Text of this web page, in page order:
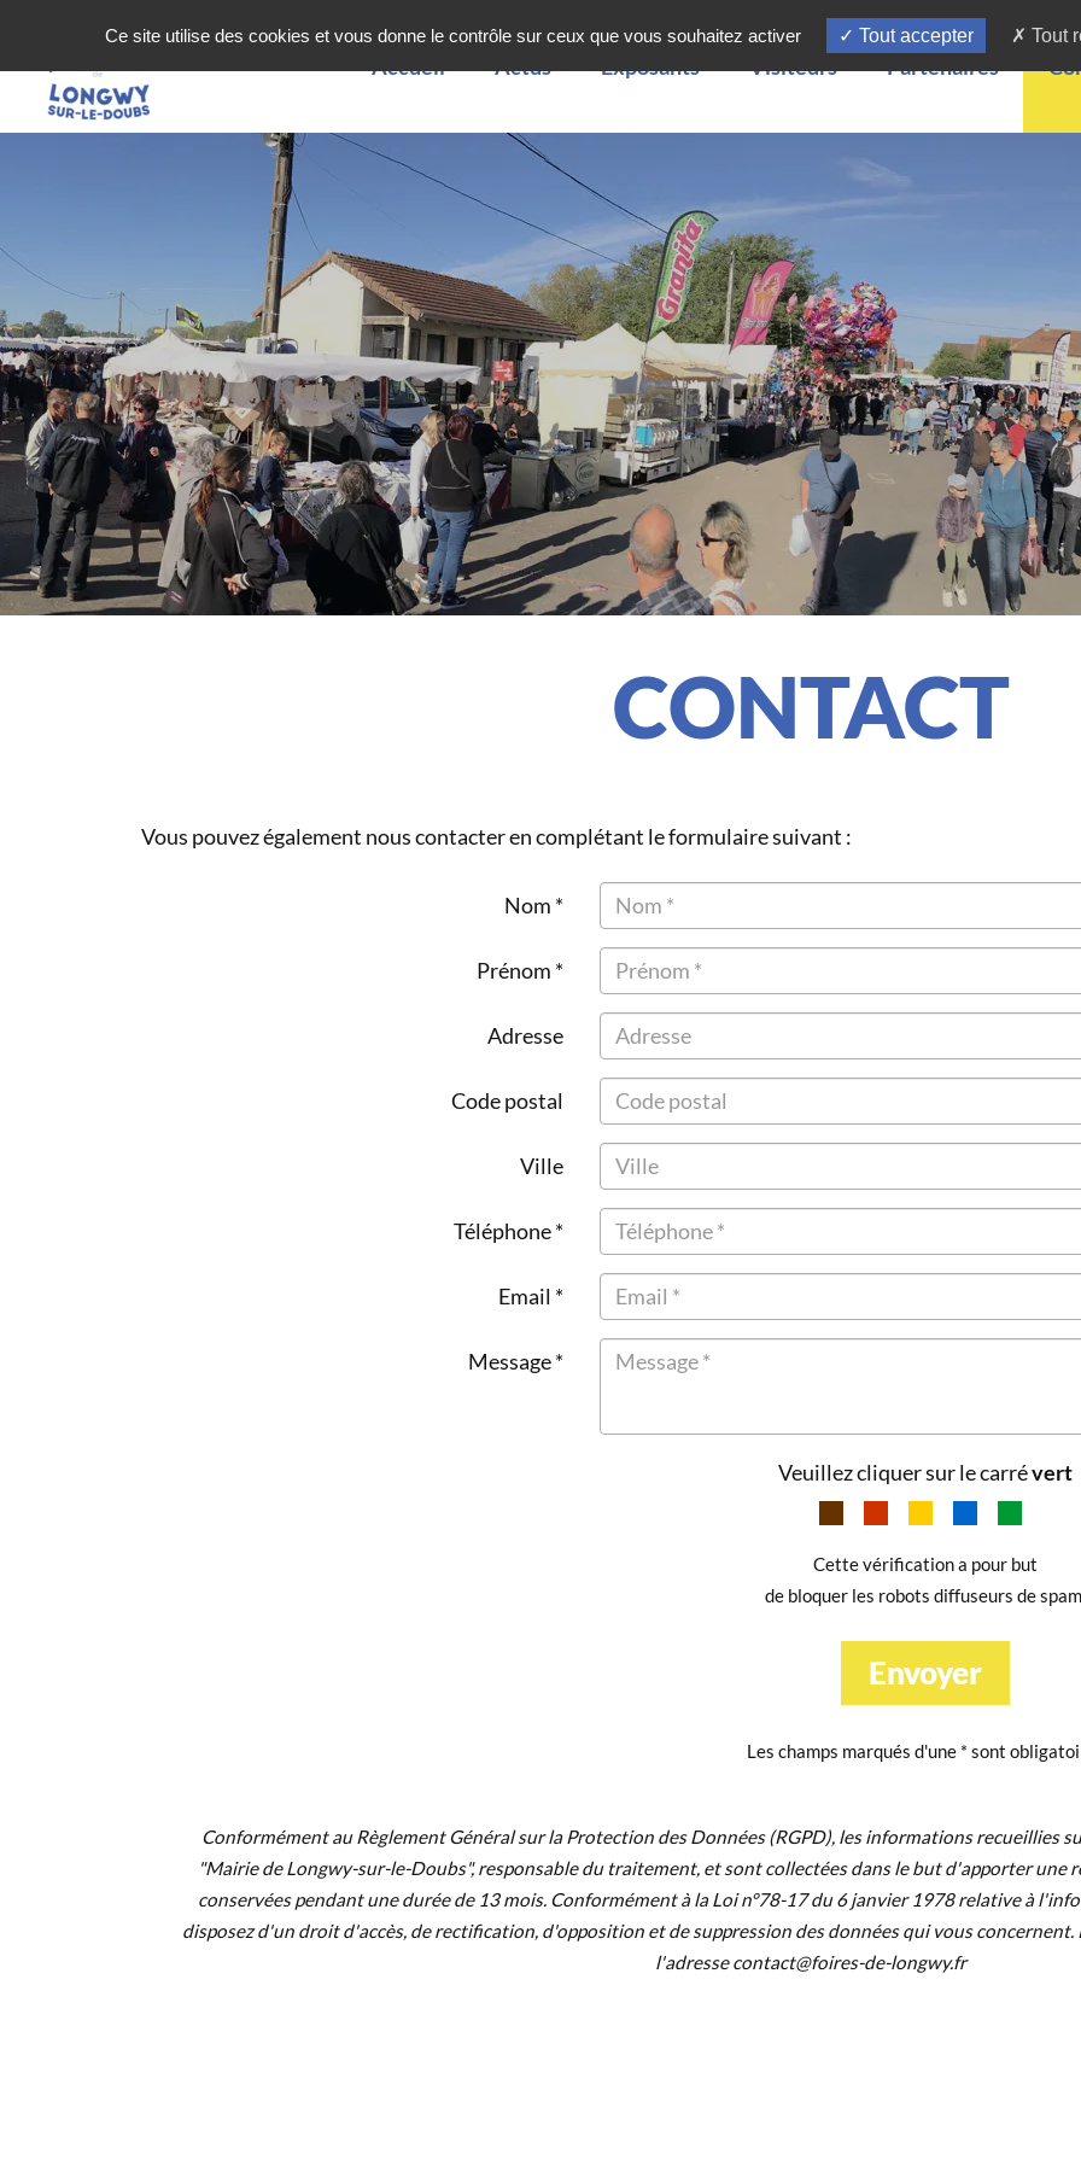
Accueil Actus Exposants Visiteurs Partenaires
CONTACT
Vous pouvez également nous contacter en complétant le formulaire suivant :
Nom *
Prénom *
Adresse
Code postal
Ville
Téléphone *
Email *
Message *
Veuillez cliquer sur le carrévert
Cette vérification a pour but
de bloquer les robots diffuseurs de
Envoyer
Les champs marqués d'une * sont
Conformément au Règlement Général sur la Protection des Données (RGPD), les informations recueillies
"Mairie de Longwy-sur-le-Doubs", responsable du traitement, et sont collectées dans le but d'apporter une
conservées pendant une durée de 13 mois. Conformément à la Loi n°78-17 du 6 janvier 1978 relative à
disposez d'un droit d'accès, de rectification, d'opposition et de suppression des données qui vous
l'adresse contact@foires-de-longwy.fr
Ce site utilise des cookies et vous donne le contrôle sur ceux que vous souhaitez activer Tout accepter Tout